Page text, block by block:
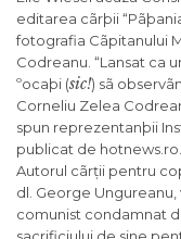
editarea cãrþii
fotografia Cãpitanului
Codreanu. “Lansat ca
ºocaþi (sic!) sã
Corneliu Zelea
spun reprezentanþii
publicat de hotnews.ro.
Autorul cãrții pentru
dl. George
comunist condamnat